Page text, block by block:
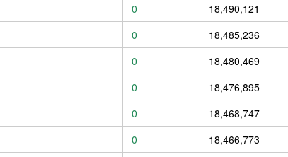
0 18,490,121
0 18,485,236
0 18,480,469
0 18,476,895
0 18,468,747
0 18,466,773